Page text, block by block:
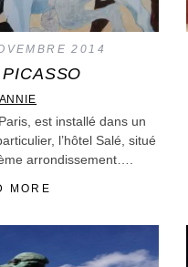
2014
ANNIE
est installé dans un
l’hôtel Salé, situé
arrondissement….
MORE